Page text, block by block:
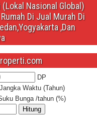
Nasional Global)
Di Jual Murah Di
,Dan
DP
Jangka Waktu (Tahun)
Bunga /tahun (%)
Hitung